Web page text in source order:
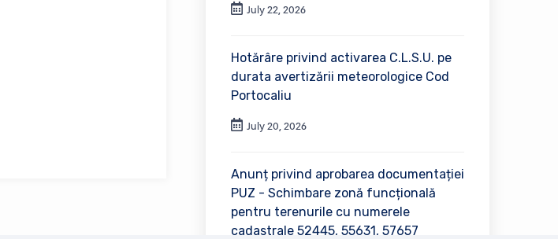
July 22, 2026
Hotărâre privind activarea C.L.S.U. pe
durata avertizării meteorologice Cod
Portocaliu
July 20, 2026
Anunț privind aprobarea documentației
PUZ - Schimbare zonă funcțională
pentru terenurile cu numerele
cadastrale 52445, 55631, 57657